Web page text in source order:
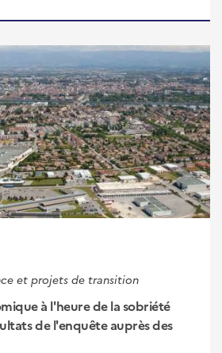
et projets de transition
à l'heure de la sobriété
de l'enquête auprès des